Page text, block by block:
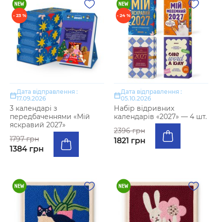
- 23 %
Дата відправлення :
17.09.2026
3 календарі з
передбаченнями «Мій
яскравий 2027»
1797 грн
1384 грн
- 24 %
Дата відправлення :
05.10.2026
Набір відривних
календарів «2027» — 4 шт.
2396 грн
1821 грн